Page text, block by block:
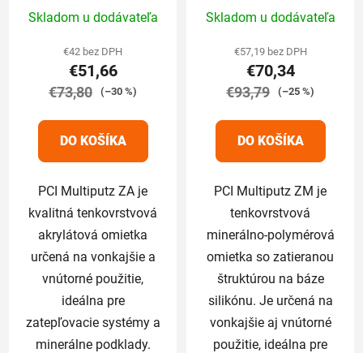
hodnotenie
produktu
je
5,0
5
hviezdičiek.
Skladom u dodávateľa
€42 bez DPH
€51,66
€73,80 (–30 %)
DO KOŠÍKA
PCI Multiputz ZA je
kvalitná tenkovrstvová
akrylátová omietka
určená na vonkajšie a
vnútorné použitie,
ideálna pre
zatepľovacie systémy a
minerálne podklady.
hodnotenie
produktu
je
5,0
5
hviezdičiek.
Skladom u dodávateľa
€57,19 bez DPH
€70,34
€93,79 (–25 %)
DO KOŠÍKA
PCI Multiputz ZM je
tenkovrstvová
minerálno-polymérová
omietka so zatieranou
štruktúrou na báze
silikónu. Je určená na
vonkajšie aj vnútorné
použitie, ideálna pre